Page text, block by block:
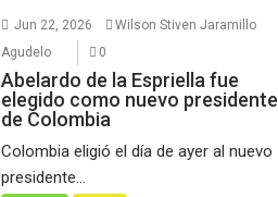
Jun 22, 2026
Wilson Stiven Jaramillo
Agudelo
0
Abelardo de la Espriella fue
elegido como nuevo presidente
de Colombia
Colombia eligió el día de ayer al nuevo
presidente...